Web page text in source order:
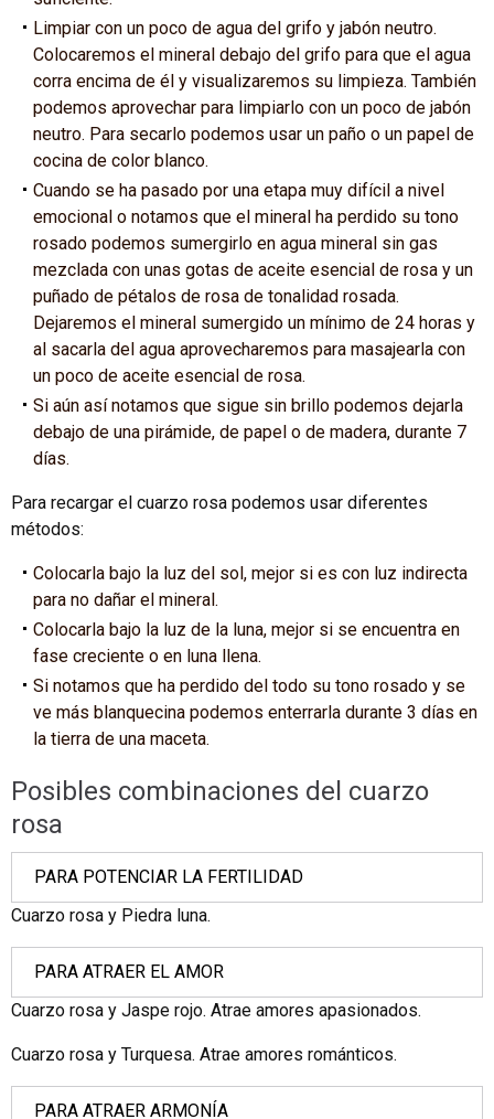
Limpiar con un poco de agua del grifo y jabón neutro.
Colocaremos el mineral debajo del grifo para que el agua
corra encima de él y visualizaremos su limpieza. También
podemos aprovechar para limpiarlo con un poco de jabón
neutro. Para secarlo podemos usar un paño o un papel de
cocina de color blanco.
Cuando se ha pasado por una etapa muy difícil a nivel
emocional o notamos que el mineral ha perdido su tono
rosado podemos sumergirlo en agua mineral sin gas
mezclada con unas gotas de aceite esencial de rosa y un
puñado de pétalos de rosa de tonalidad rosada.
Dejaremos el mineral sumergido un mínimo de 24 horas y
al sacarla del agua aprovecharemos para masajearla con
un poco de aceite esencial de rosa.
Si aún así notamos que sigue sin brillo podemos dejarla
debajo de una pirámide, de papel o de madera, durante 7
días.
Para recargar el cuarzo rosa podemos usar diferentes
métodos:
Colocarla bajo la luz del sol, mejor si es con luz indirecta
para no dañar el mineral.
Colocarla bajo la luz de la luna, mejor si se encuentra en
fase creciente o en luna llena.
Si notamos que ha perdido del todo su tono rosado y se
ve más blanquecina podemos enterrarla durante 3 días en
la tierra de una maceta.
Posibles combinaciones del cuarzo
rosa
PARA POTENCIAR LA FERTILIDAD
Cuarzo rosa y Piedra luna.
PARA ATRAER EL AMOR
Cuarzo rosa y Jaspe rojo. Atrae amores apasionados.
Cuarzo rosa y Turquesa. Atrae amores románticos.
PARA ATRAER ARMONÍA